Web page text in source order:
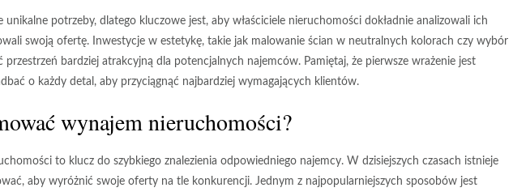
potrzeby, dlatego kluczowe jest, aby właściciele nieruchomości dokładnie analizowali ich
swoją ofertę. Inwestycje w estetykę, takie jak malowanie ścian w neutralnych kolorach czy wybór
bardziej atrakcyjną dla potencjalnych najemców. Pamiętaj, że pierwsze wrażenie jest
o każdy detal, aby przyciągnąć najbardziej wymagających klientów.
wynajem nieruchomości?
to klucz do szybkiego znalezienia odpowiedniego najemcy. W dzisiejszych czasach istnieje
aby wyróżnić swoje oferty na tle konkurencji. Jednym z najpopularniejszych sposobów jest